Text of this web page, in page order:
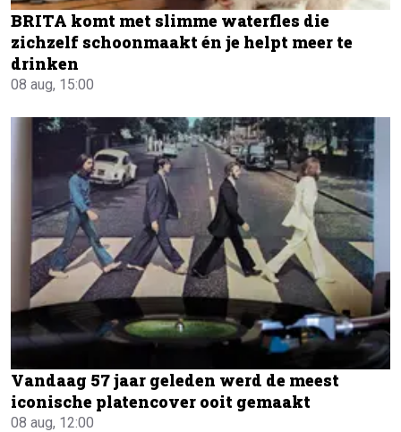
BRITA komt met slimme waterfles die
zichzelf schoonmaakt én je helpt meer te
drinken
08 aug, 15:00
Vandaag 57 jaar geleden werd de meest
iconische platencover ooit gemaakt
08 aug, 12:00